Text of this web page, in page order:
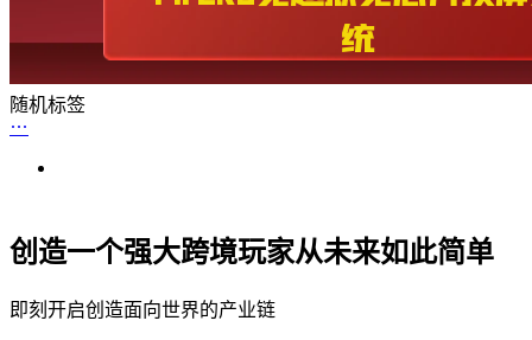
随机标签
创造一个强大跨境玩家从未来如此简单
即刻开启创造面向世界的产业链